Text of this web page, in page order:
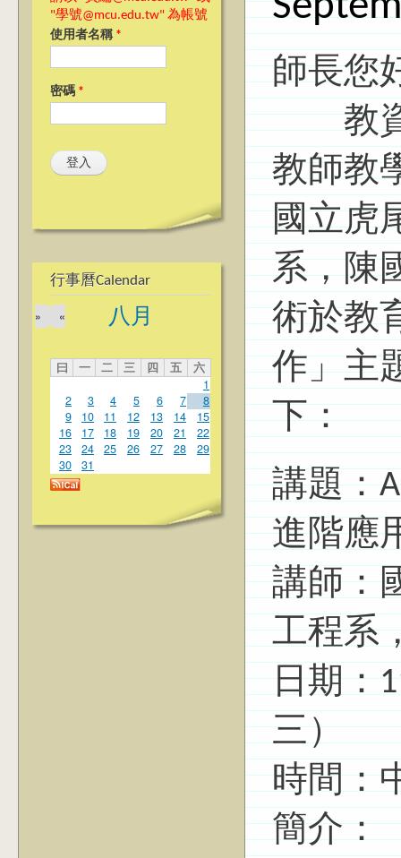
"學號@mcu.edu.tw" 為帳號
使用者名稱 *
密碼 *
行事曆Calendar
八月
«
»
曰 一 二 三 四 五
六
1
2
3 4 5 6 7
8
9
10 11 12 13 14
15
16
17 18 19 20 21
22
23
24 25 26 27 28
29
30
31
師長您
教資
教師教
國立虎
系，陳
術於教
作」主
下：
講題：
進階應
講師：
工程系
日期：
三）
時間：
簡介：